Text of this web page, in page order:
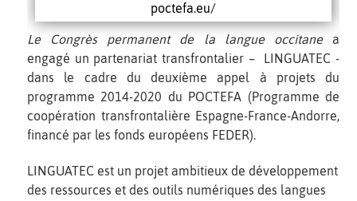
poctefa.eu/
Le Congrès permanent de la langue occitanea
engagé un partenariat transfrontalier – LINGUATEC -
dans le cadre du deuxième appel à projets du
programme 2014-2020 du POCTEFA (Programme de
coopération transfrontalière Espagne-France-Andorre,
financé par les fonds européens FEDER).
LINGUATEC est un projet ambitieux de développement
des ressources et des outils numériques des langues